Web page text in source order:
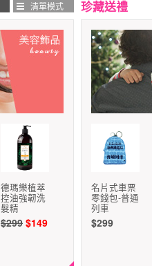
清單模式
德瑪樂植萃
控油強韌洗
髮精
$299 $149
珍藏送禮
名片式車票
零錢包-普通
列車
$299